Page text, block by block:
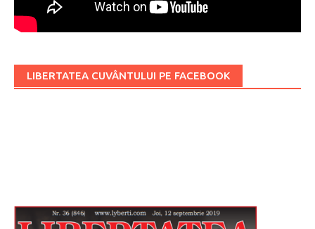
LIBERTATEA CUVÂNTULUI PE FACEBOOK